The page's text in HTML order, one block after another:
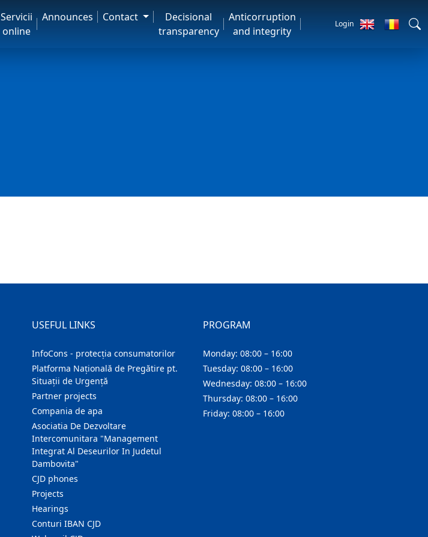
Servicii
online
Announces Contact
Decisional
transparency
Anticorruption
and integrity
Login
USEFUL LINKS
InfoCons - protecția consumatorilor
Platforma Națională de Pregătire pt.
Situații de Urgență
Partner projects
Compania de apa
Asociatia De Dezvoltare
Intercomunitara "Management
Integrat Al Deseurilor In Judetul
Dambovita"
CJD phones
Projects
Hearings
Conturi IBAN CJD
PROGRAM
Monday: 08:00 – 16:00
Tuesday: 08:00 – 16:00
Wednesday: 08:00 – 16:00
Thursday: 08:00 – 16:00
Friday: 08:00 – 16:00